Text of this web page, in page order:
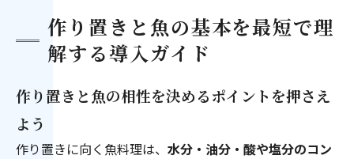
会社概要
作り置きと魚の基本を最短で理
解する導入ガイド
作り置きと魚の相性を決めるポイントを押さえ
よう
作り置きに向く魚料理は、 水分・油分・酸や塩分のコン